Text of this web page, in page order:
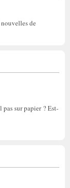
de
pas sur papier ? Est-